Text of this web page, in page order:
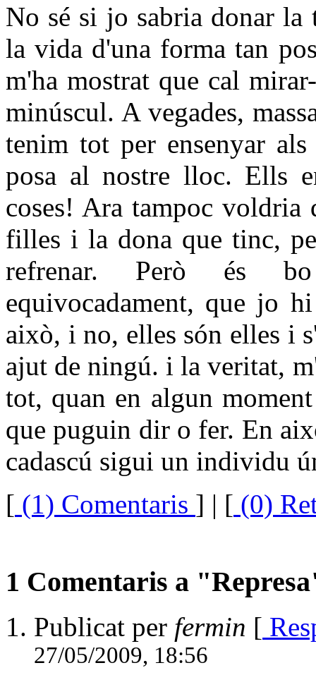
No sé si jo sabria donar
la vida d'una forma tan
m'ha mostrat que cal
minúscul. A vegades,
tenim tot per ensenyar
posa al nostre lloc. Ells
coses! Ara tampoc
filles i la dona que tinc,
refrenar. Però és bo
equivocadament, que jo
això, i no, elles són elles i
ajut de ningú. i la veritat,
tot, quan en algun
que puguin dir o fer. En
cadascú sigui un individu
[ (1) Comentaris ] | [ (0)
1 Comentaris a
Publicat per fermin [
27/05/2009, 18:56